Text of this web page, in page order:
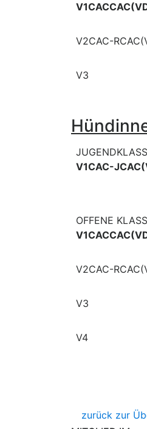
V2CAC-
V3
V1CAC-
OFFENE
V2CAC-
V3
V4
zurück zur